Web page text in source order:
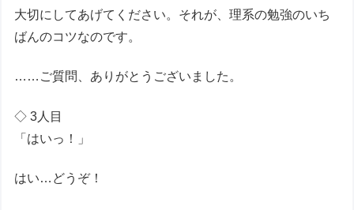
大切にしてあげてください。それが、理系の勉強のいち
ばんのコツなのです。
……ご質問、ありがとうございました。
◇ 3人目
「はいっ！」
はい…どうぞ！